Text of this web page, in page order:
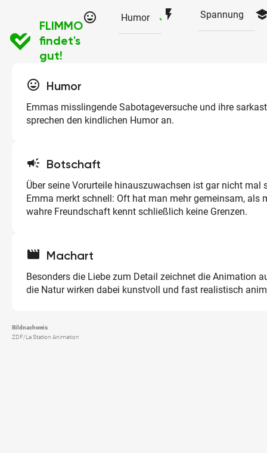
FLIMMO
findet's
gut!
tag_faces Humor checked
flash_on Spannung
tag_faces Humor
Emmas misslingende Sabotageversuche und ihre
sprechen den kindlichen Humor an.
campaign Botschaft
Über seine Vorurteile hinauszuwachsen ist gar nicht mal
Emma merkt schnell: Oft hat man mehr gemeinsam, als
wahre Freundschaft kennt schließlich keine Grenzen.
movie Machart
Besonders die Liebe zum Detail zeichnet die Animation
die Natur wirken dabei kunstvoll und fast realistisch
Bildnachweis
ZDF/La Station Animation